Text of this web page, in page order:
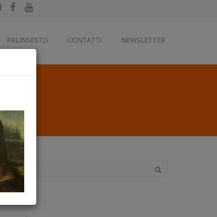
PALINSESTO CONTATTI NEWSLETTER